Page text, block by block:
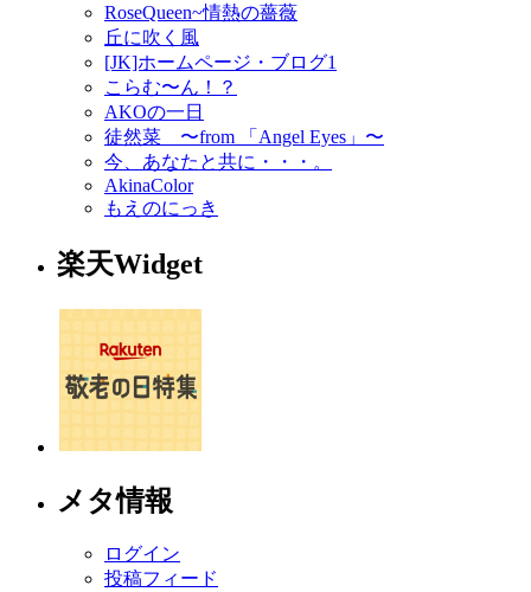
RoseQueen~情熱の薔薇
丘に吹く風
[JK]ホームページ・ブログ1
こらむ〜ん！？
AKOの一日
徒然菜 〜from 「Angel Eyes」〜
今、あなたと共に・・・。
AkinaColor
もえのにっき
楽天Widget
メタ情報
ログイン
投稿フィード